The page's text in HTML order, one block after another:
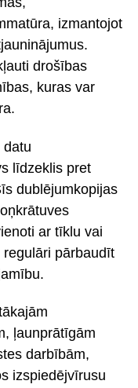
izmantojot
drošības
kuras var
datu
līdzeklis pret
dublējumkopijas
ar tīklu vai
pārbaudīt
ļaunprātīgām
darbībām,
izspiedējvīrusu